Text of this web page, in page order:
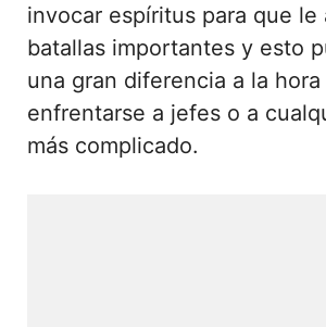
invocar espíritus para que le
batallas importantes y esto
una gran diferencia a la hora
enfrentarse a jefes o a
más complicado.